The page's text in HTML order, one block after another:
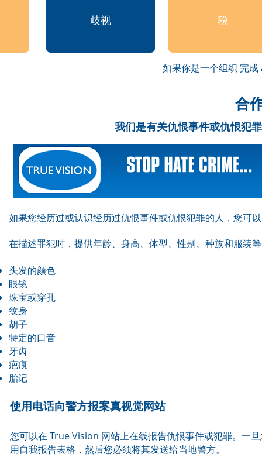
歧视 税
如果你是一个组织 完成
合
我们是有关仇恨事件或仇恨犯
如果您经历过或认识经历过仇恨事件或仇恨犯罪的人，您可
在描述罪犯时，提供年龄、身高、体型、性别、种族和服装
头发的颜色
眼镜
珠宝或穿孔
纹身
胡子
特定的口音
牙齿
疤痕
胎记
使用电话向警方报案真视觉网站
您可以在 True Vision 网站上在线报告仇恨事件或犯罪。一
用自我报告表格，然后您必须将其发送给当地警方。